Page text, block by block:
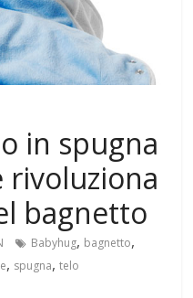
in spugna
rivoluziona
bagnetto
Babyhug, bagnetto,
, spugna,telo